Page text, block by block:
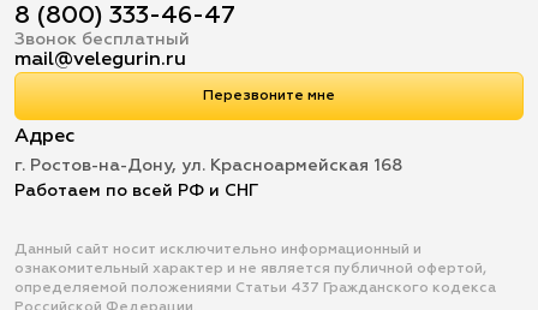
8 (800) 333-46-47
Звонок бесплатный
mail@velegurin.ru
Перезвоните мне
Адрес
г. Ростов-на-Дону, ул. Красноармейская 168
Работаем по всей РФ и СНГ
Данный сайт носит исключительно информационный и
ознакомительный характер и не является публичной офертой,
определяемой положениями Статьи 437 Гражданского кодекса